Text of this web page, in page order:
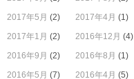
2017年5月 (2) 2017年4月 (1)
2017年1月 (2) 2016年12月 (4)
2016年9月 (2) 2016年8月 (1)
2016年5月 (7) 2016年4月 (5)